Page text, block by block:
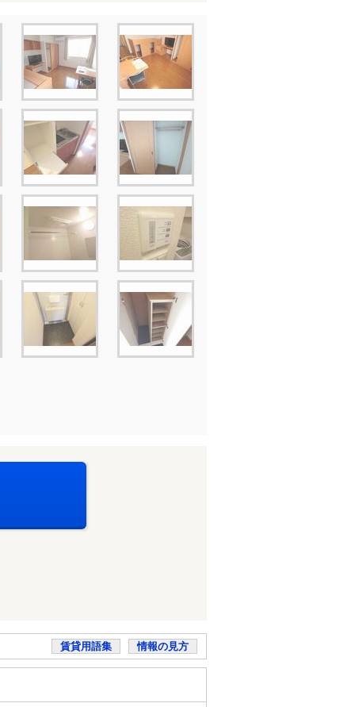
賃貸用語集 情報の見方